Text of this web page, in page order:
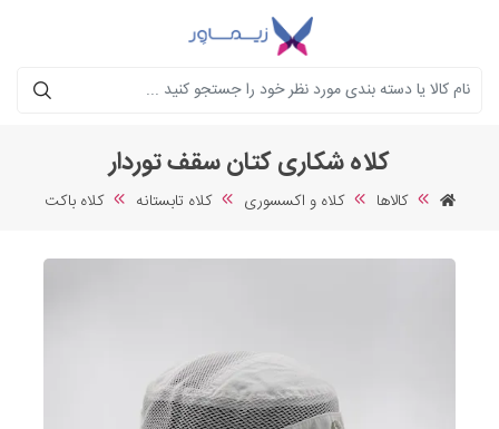
جستجو
کلاه شکاری کتان سقف توردار
کالاها کلاه و اکسسوری کلاه تابستانه کلاه باکت